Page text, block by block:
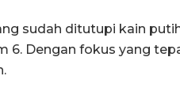
sudah ditutupi kain
6. Dengan fokus yang